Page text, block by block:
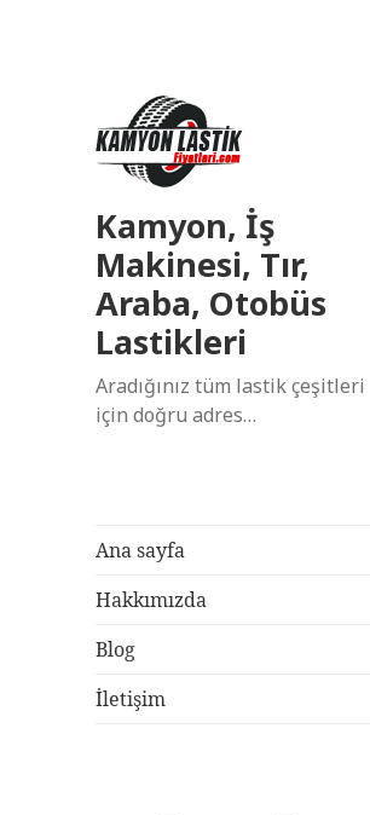
Kamyon, İş
Makinesi, Tır,
Araba, Otobüs
Lastikleri
Aradığınız tüm lastik çeşitleri
için doğru adres…
Ana sayfa
Hakkımızda
Blog
İletişim